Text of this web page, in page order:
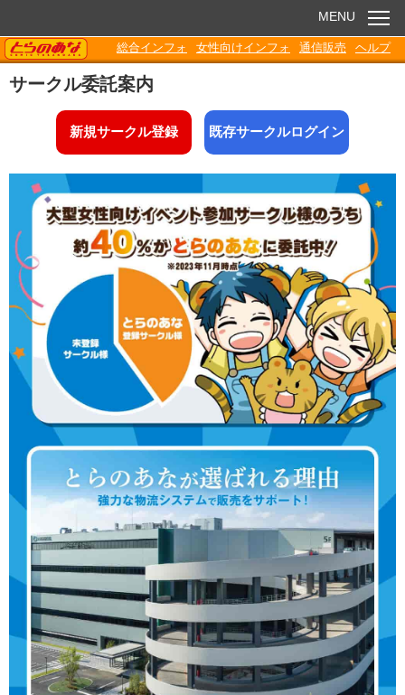
お知らせ
電子書籍
Q&A
各種ダウンロード
MENU
TORANOANA
総合インフォ 女性向けインフォ 通信販売 ヘルプ
サークル委託案内
新規サークル登録 既存サークルログイン